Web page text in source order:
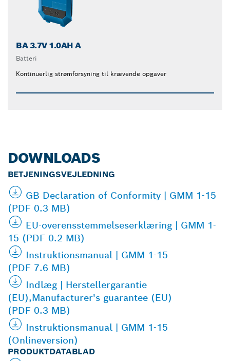
BA 3.7V 1.0AH A
Batteri
Kontinuerlig strømforsyning til krævende opgaver
DOWNLOADS
BETJENINGSVEJLEDNING
GB Declaration of Conformity | GMM 1-15
(PDF 0.3 MB)
EU-overensstemmelseserklæring | GMM 1-
15 (PDF 0.2 MB)
Instruktionsmanual | GMM 1-15
(PDF 7.6 MB)
Indlæg | Herstellergarantie
(EU),Manufacturer's guarantee (EU)
(PDF 0.3 MB)
Instruktionsmanual | GMM 1-15
(Onlineversion)
PRODUKTDATABLAD